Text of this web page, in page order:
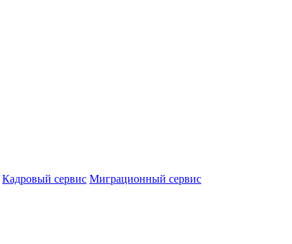
Кадровый сервис Миграционный сервис